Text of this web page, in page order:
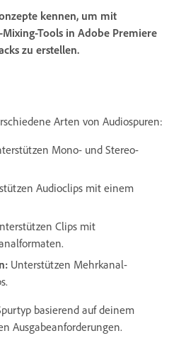
kennen, um mit
Tools in Adobe Premiere
zu erstellen.
Arten von Audiospuren:
Mono- und Stereo-
Audioclips mit einem
Clips mit
Unterstützen Mehrkanal-
basierend auf deinem
Ausgabeanforderungen.